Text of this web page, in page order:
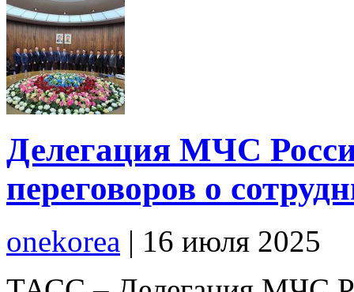
Делегация МЧС
переговоров о
onekorea | 16 июля 2025